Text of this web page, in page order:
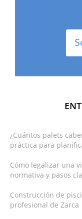
¿Cuántos palets
práctica para
Cómo legalizar una
normativa y pasos
Construcción de
profesional de Zarca